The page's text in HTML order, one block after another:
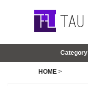
Category
HOME>